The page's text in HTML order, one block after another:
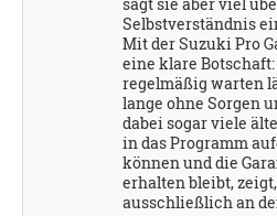
Selbstverständnis
Mit der Suzuki Pro
eine klare
regelmäßig warten
lange ohne Sorgen
dabei sogar viele
in das Programm
können und die
erhalten bleibt,
ausschließlich an